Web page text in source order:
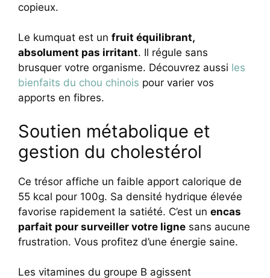
copieux.
Le kumquat est un fruit équilibrant,
absolument pas irritant. Il régule sans
brusquer votre organisme. Découvrez aussi les
bienfaits du chou chinois pour varier vos
apports en fibres.
Soutien métabolique et
gestion du cholestérol
Ce trésor affiche un faible apport calorique de
55 kcal pour 100g. Sa densité hydrique élevée
favorise rapidement la satiété. C’est un encas
parfait pour surveiller votre ligne sans aucune
frustration. Vous profitez d’une énergie saine.
Les vitamines du groupe B agissent